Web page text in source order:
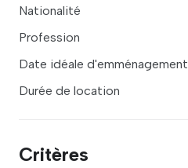
Nationalité
Profession
Date idéale d'emménagement
Durée de location
Critères